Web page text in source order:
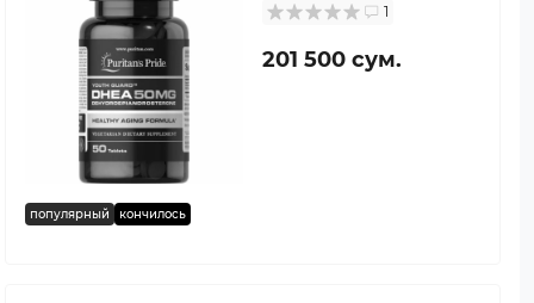
популярный кончилось
1
201 500 сум.